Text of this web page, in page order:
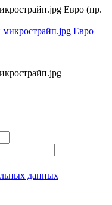
Евро (пр.
данных